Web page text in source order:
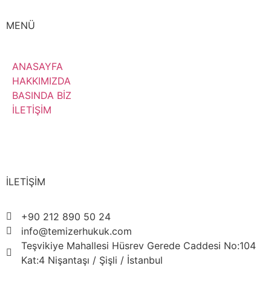
MENÜ
ANASAYFA
HAKKIMIZDA
BASINDA BİZ
İLETİŞİM
İLETİŞİM
+90 212 890 50 24
info@temizerhukuk.com
Teşvikiye Mahallesi Hüsrev Gerede Caddesi No:104
Kat:4 Nişantaşı / Şişli / İstanbul